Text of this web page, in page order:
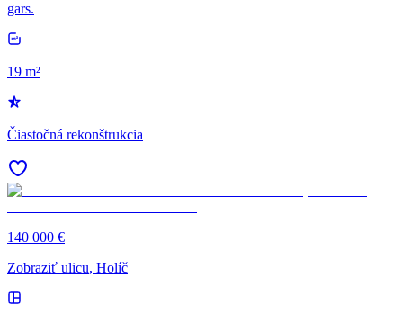
gars.
19 m²
Čiastočná rekonštrukcia
140 000 €
Zobraziť ulicu, Holíč